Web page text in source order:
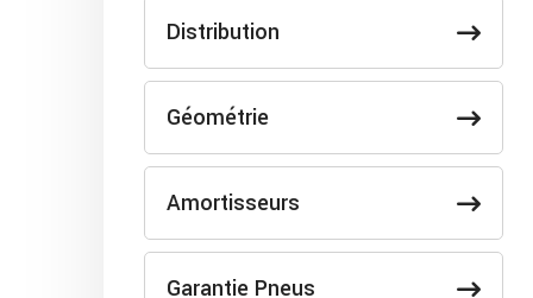
Distribution
Géométrie
Amortisseurs
Garantie Pneus